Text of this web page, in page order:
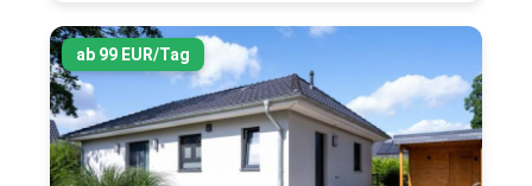
ab 99 EUR/Tag